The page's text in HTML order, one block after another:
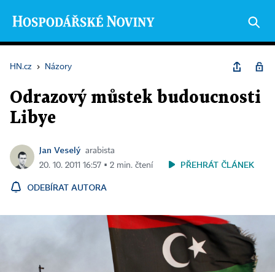
HN.cz › Názory
Odrazový můstek budoucnosti
Libye
Jan Veselý arabista
20. 10. 2011 16:57 ▪ 2 min. čtení
PŘEHRÁT ČLÁNEK
ODEBÍRAT AUTORA